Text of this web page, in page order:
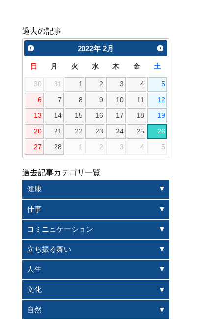
過去の記事
2022年 2月
日 月 火 水 木 金 土
30 31 1 2 3 4 5
6 7 8 9 10 11 12
13 14 15 16 17 18 19
20 21 22 23 24 25 26
27 28 1 2 3 4 5
過去記事カテゴリ一覧
健康
仕事
コミニュケーション
立ち振る舞い
人生
文化
自然